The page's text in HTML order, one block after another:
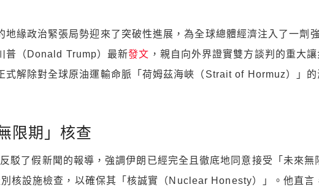
地緣政治緊張局勢迎來了突破性進展，為全球總體經濟注入了一劑
普（Donald Trump）最新發文 ，親自向外界證實雙方談判的重大讓
式解除對全球原油運輸命脈「荷姆茲海峽（Strait of Hormuz）」的
限期」核查
駁了假新聞的報導，強調伊朗已經完全且徹底地同意接受「未來無
核設施檢查，以確保其「核誠實（Nuclear Honesty）」。他直言